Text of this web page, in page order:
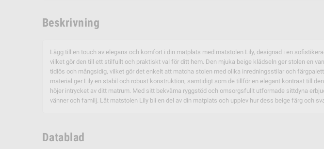
Beskrivning
Lägg till en touch av elegans och komfort i din matplats med matstolen Lily, designad i en
vilket gör den till ett stilfullt och praktiskt val för ditt hem. Den mjuka beige klädseln ger stolen en
tidlös och mångsidig, vilket gör det enkelt att matcha stolen med olika inredningsstilar och
material ger Lily en stabil och robust konstruktion, samtidigt som de tillför en elegant kontrast till
höjer intrycket av ditt matrum. Med sitt bekväma ryggstöd och omsorgsfullt utformade sittdyna
vänner och familj. Låt matstolen Lily bli en del av din matplats och upplev hur dess beige färg och
Datablad